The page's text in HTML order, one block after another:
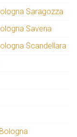
Saragozza
Savena
Scandellara